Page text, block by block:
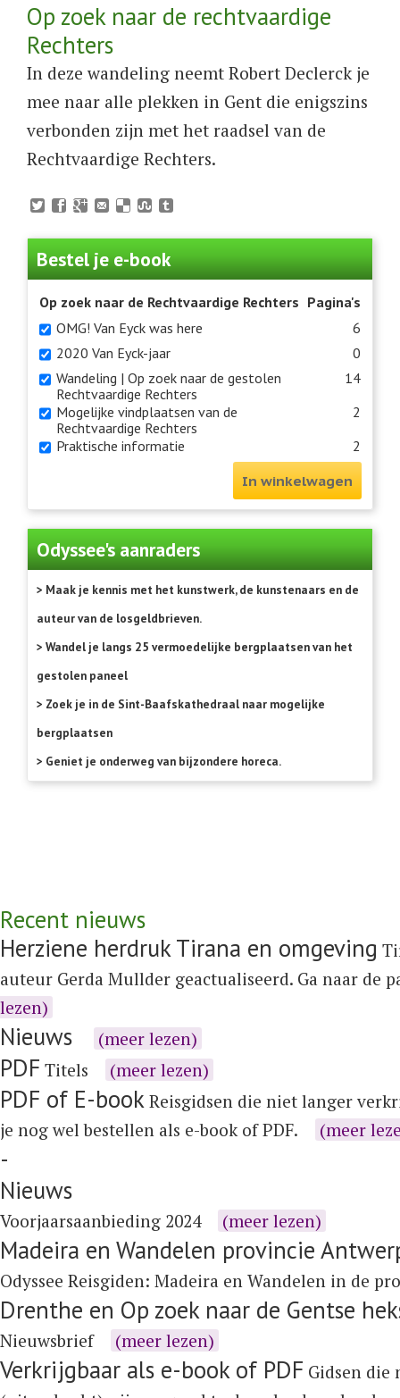
Bestel je e-book
Op zoek naar de Rechtvaardige Rechters Pagina's
OMG! Van Eyck was here
6
2020 Van Eyck-jaar
0
Wandeling | Op zoek naar de gestolen
Rechtvaardige Rechters
14
Mogelijke vindplaatsen van de
Rechtvaardige Rechters
2
Praktische informatie
2
In winkelwagen
Odyssee's aanraders
> Maak je kennis met het kunstwerk, de kunstenaars en de
auteur van de losgeldbrieven.
> Wandel je langs 25 vermoedelijke bergplaatsen van het
gestolen paneel
> Zoek je in de Sint-Baafskathedraal naar mogelijke
bergplaatsen
> Geniet je onderweg van bijzondere horeca.
Op zoek naar de rechtvaardige
Rechters
In deze wandeling neemt Robert Declerck je
mee naar alle plekken in Gent die enigszins
verbonden zijn met het raadsel van de
Rechtvaardige Rechters.
Recent nieuws
Herziene herdruk Tirana en omgeving
auteur Gerda Mullder geactualiseerd. Ga naar de
lezen)
Nieuws (meer lezen)
PDF Titels (meer lezen)
PDF of E-book Reisgidsen die niet langer
je nog wel bestellen als e-book of PDF.
(meer
-
Nieuws
Voorjaarsaanbieding 2024 (meer lezen)
Madeira en Wandelen provincie
Odyssee Reisgiden: Madeira en Wandelen in de
Drenthe en Op zoek naar de Gentse
Nieuwsbrief (meer lezen)
Verkrijgbaar als e-book of PDF Gidsen die